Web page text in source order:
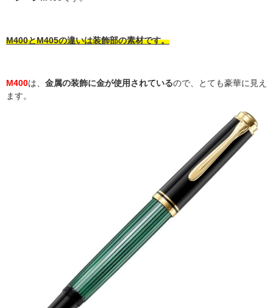
M400とM405の違いは装飾部の素材です。
M400は、 金属の装飾に金が使用されているので、とても豪華に見え
ます。